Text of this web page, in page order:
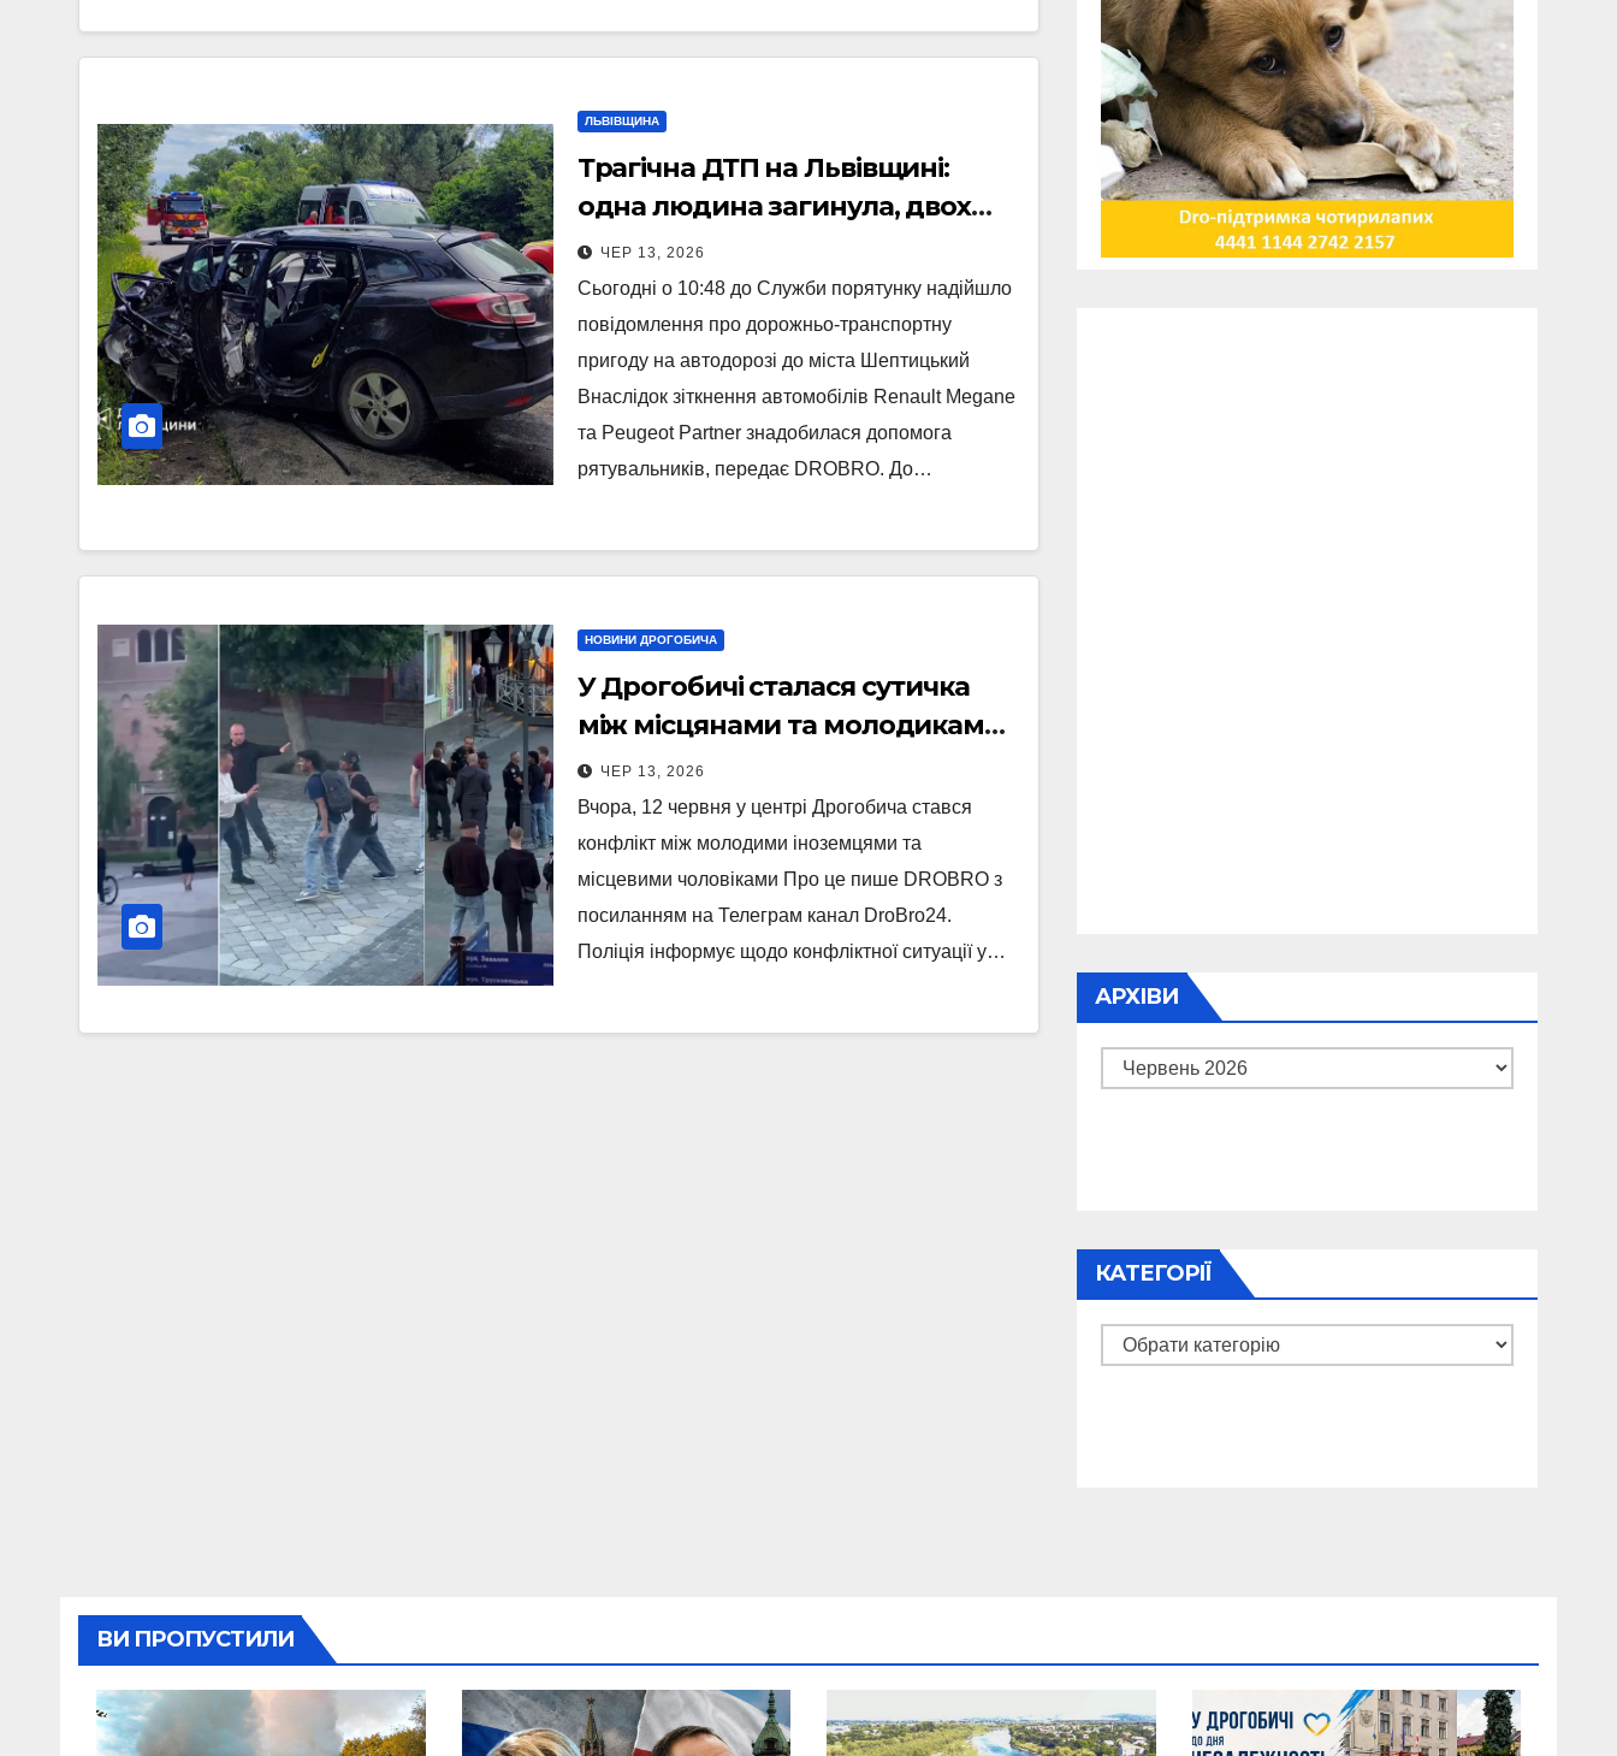
ЛЬВІВЩИНА
Трагічна ДТП на Львівщині:
одна людина загинула, двох
вивільнили з авто (Фото)
ЧЕР 13, 2026
Сьогодні о 10:48 до Служби порятунку надійшло
повідомлення про дорожньо-транспортну
пригоду на автодорозі до міста Шептицький
Внаслідок зіткнення автомобілів Renault Megane
та Peugeot Partner знадобилася допомога
рятувальників, передає DROBRO. До…
НОВИНИ ДРОГОБИЧА
У Дрогобичі сталася сутичка
між місцянами та молодиками
іноземцями (Відео)
ЧЕР 13, 2026
Вчора, 12 червня у центрі Дрогобича стався
конфлікт між молодими іноземцями та
місцевими чоловіками Про це пише DROBRO з
посиланням на Телеграм канал DroBro24.
Поліція інформує щодо конфліктної ситуації у…
АРХІВИ
Архіви
КАТЕГОРІЇ
Категорії
ВИ ПРОПУСТИЛИ